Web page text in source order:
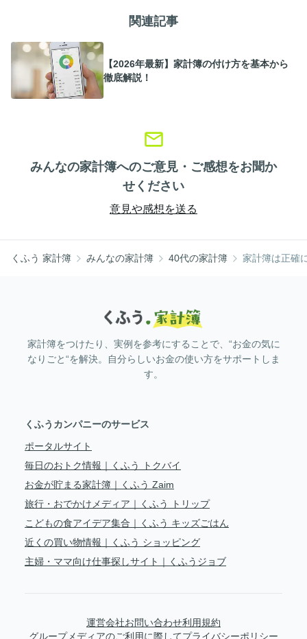
関連記事
【2026年最新】家計簿の付け方を基本から
徹底解説！
みんなの家計簿へのご意見・ご感想をお聞か
せください
意見や感想を送る
くふう 家計簿 みんなの家計簿 40代の家計簿 家計簿は正確
家計簿をつけたり、実例を参考にすることで、“お金の気に
なりごと“を解決。自分らしいお金の使い方をサポートしま
す。
くふうカンパニーのサービス
ポータルサイト
毎日のおトク情報｜くふう トクバイ
お金が貯まる家計簿｜くふう Zaim
旅行・おでかけメディア｜くふう トリップ
こどもの食アイデア集合｜くふう キッズごはん
近くの買い物情報｜くふう ショッピング
主婦・ママ向け仕事探しサイト｜くふうジョブ
運営会社お問い合わせ利用規約
グループメディアのご利用に際してプライバシーポリシー